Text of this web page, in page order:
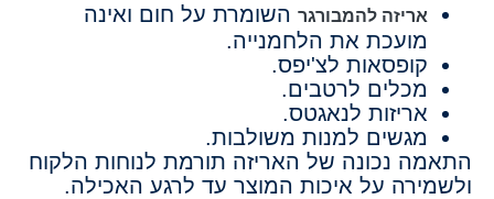
אריזה להמבורגר השומרת על חום ואינה
מועכת את הלחמנייה.
קופסאות לצ'יפס.
מכלים לרטבים.
אריזות לנאגטס.
מגשים למנות משולבות.
התאמה נכונה של האריזה תורמת לנוחות הלקוח
ולשמירה על איכות המוצר עד לרגע האכילה.